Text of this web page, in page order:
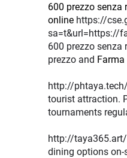
600 prezzo senza
online
sa=t&url=https://
600 prezzo senza
prezzo and Farma
http://
tourist attraction. Poker rooms host exciting
tournaments
http://
dining options on-site. Casino